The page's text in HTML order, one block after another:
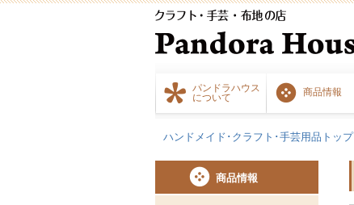
パンドラハウス
について
商品情報
ハンドメイド･クラフト･手芸用品トップ
商品情報